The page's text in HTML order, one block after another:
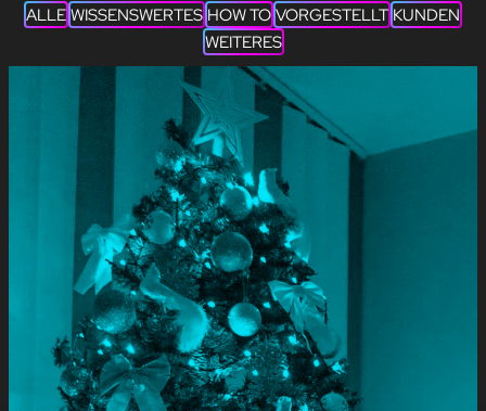
ALLE WISSENSWERTES HOW TO VORGESTELLT KUNDEN
WEITERES